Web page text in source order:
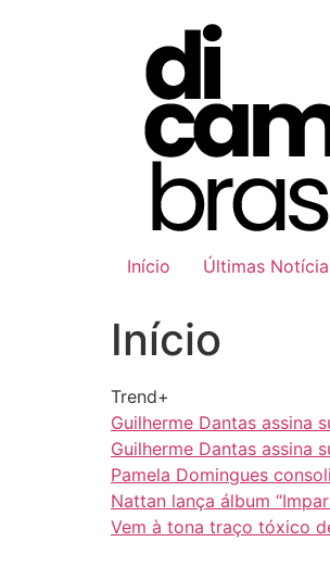
Início Últimas
Início
Trend+
Guilherme Dantas assina
Guilherme Dantas assina
Pamela Domingues
Nattan lança álbum
Vem à tona traço tóxico